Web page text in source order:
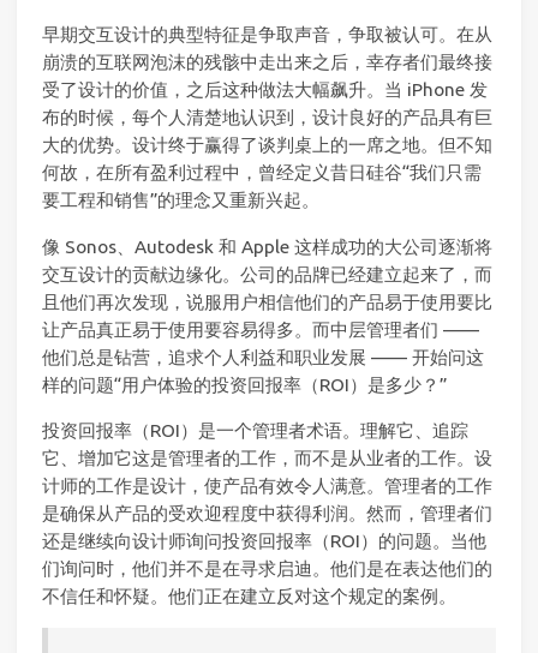
早期交互设计的典型特征是争取声音，争取被认可。在从
崩溃的互联网泡沫的残骸中走出来之后，幸存者们最终接
受了设计的价值，之后这种做法大幅飙升。当 iPhone 发
布的时候，每个人清楚地认识到，设计良好的产品具有巨
大的优势。设计终于赢得了谈判桌上的一席之地。但不知
何故，在所有盈利过程中，曾经定义昔日硅谷“我们只需
要工程和销售”的理念又重新兴起。
像 Sonos、Autodesk 和 Apple 这样成功的大公司逐渐将
交互设计的贡献边缘化。公司的品牌已经建立起来了，而
且他们再次发现，说服用户相信他们的产品易于使用要比
让产品真正易于使用要容易得多。而中层管理者们 ——
他们总是钻营，追求个人利益和职业发展 —— 开始问这
样的问题“用户体验的投资回报率（ROI）是多少？”
投资回报率（ROI）是一个管理者术语。理解它、追踪
它、增加它这是管理者的工作，而不是从业者的工作。设
计师的工作是设计，使产品有效令人满意。管理者的工作
是确保从产品的受欢迎程度中获得利润。然而，管理者们
还是继续向设计师询问投资回报率（ROI）的问题。当他
们询问时，他们并不是在寻求启迪。他们是在表达他们的
不信任和怀疑。他们正在建立反对这个规定的案例。